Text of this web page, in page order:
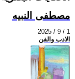
مصطفى النبيه
2025 / 9 / 1
الادب والفن